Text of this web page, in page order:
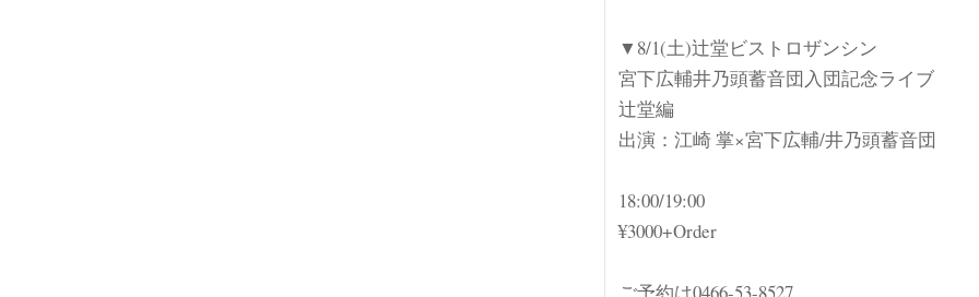
▼8/1(土)辻堂ビストロザンシン
宮下広輔井乃頭蓄音団入団記念ライブ
辻堂編
出演：江崎 掌×宮下広輔/井乃頭蓄音団
18:00/19:00
¥3000+Order
ご予約は0466-53-8527